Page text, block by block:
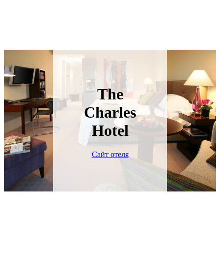
The
Charles
Hotel
Сайт отеля